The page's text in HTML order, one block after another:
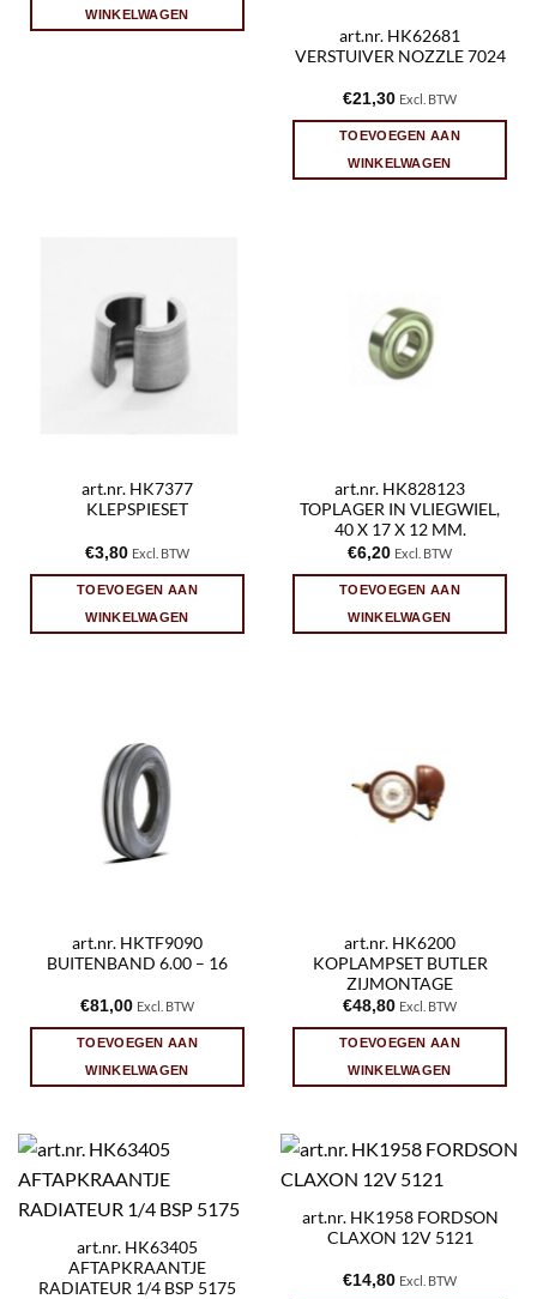
WINKELWAGEN
art.nr. HK62681
VERSTUIVER NOZZLE 7024
€21,30 Excl. BTW
TOEVOEGEN AAN
WINKELWAGEN
art.nr. HK7377
KLEPSPIESET
€3,80 Excl. BTW
TOEVOEGEN AAN
WINKELWAGEN
art.nr. HK828123
TOPLAGER IN VLIEGWIEL,
40 X 17 X 12 MM.
€6,20 Excl. BTW
TOEVOEGEN AAN
WINKELWAGEN
art.nr. HKTF9090
BUITENBAND 6.00 – 16
€81,00 Excl. BTW
TOEVOEGEN AAN
WINKELWAGEN
art.nr. HK6200
KOPLAMPSET BUTLER
ZIJMONTAGE
€48,80 Excl. BTW
TOEVOEGEN AAN
WINKELWAGEN
art.nr. HK63405
AFTAPKRAANTJE
RADIATEUR 1/4 BSP 5175
art.nr. HK1958 FORDSON
CLAXON 12V 5121
€14,80 Excl. BTW